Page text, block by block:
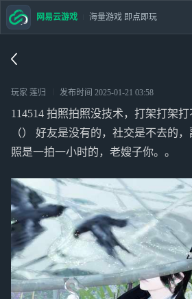
玩家 莲归 发布时间 2025-01-21 03:58
114514 拍照拍照没技术，打架打架
（） 好友是没有的，社交是不去的
照是一拍一小时的，老嫂子你。。
网易云游戏 海量游戏 即点即玩